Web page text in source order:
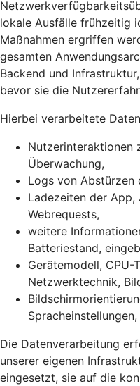
lokale Ausfälle frühzeitig
Maßnahmen ergriffen
gesamten
Backend und
bevor sie die
Hierbei verarbeitete
Nutzerinteraktionen
Überwachung,
Logs von Abstürzen
Ladezeiten der
Webrequests,
weitere
Batteriestand,
Gerätemodell,
Netzwerktechnik,
Die Datenverarbeitung
unserer eigenen
eingesetzt, sie auf die